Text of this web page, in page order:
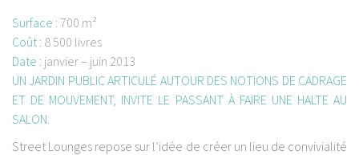
Surface : 700 m²
Coût : 8 500 livres
Date : janvier – juin 2013
UN JARDIN PUBLIC ARTICULÉ AUTOUR DES NOTIONS DE CADRAGE
ET DE MOUVEMENT, INVITE LE PASSANT À FAIRE UNE HALTE AU
SALON.
Street Lounges repose sur l’idée de créer un lieu de convivialité